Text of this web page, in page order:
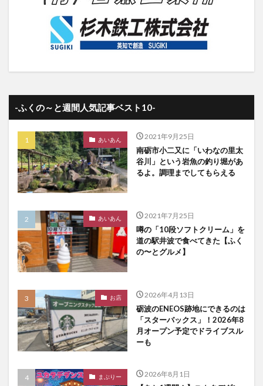
-ふくの～と週間人気記事ベスト10-
あいあん 2021年9月25日
南砺市小二又に「いわなの里太
谷川」という岩魚の釣り堀があ
るよ。調理までしてもらえる
あいあん 2021年7月25日
噂の「10段ソフトクリーム」を
道の駅井波で食べてきた【ふく
の〜とグルメ】
お店 2026年4月13日
砺波のENEOS跡地にできるのは
「スターバックス」！2026年8
月オープン予定でドライブスル
ーも
まぶりー 2026年8月1日